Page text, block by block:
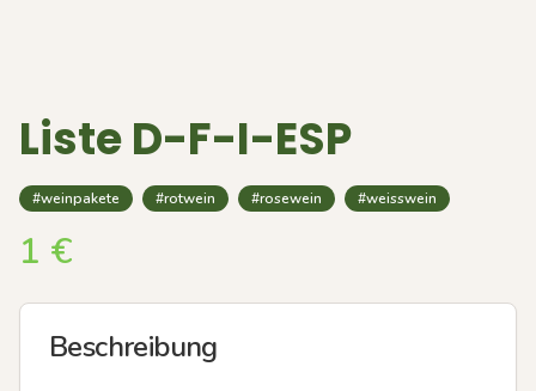
Liste D-F-I-ESP
#weinpakete #rotwein #rosewein #weisswein
1 €
Beschreibung